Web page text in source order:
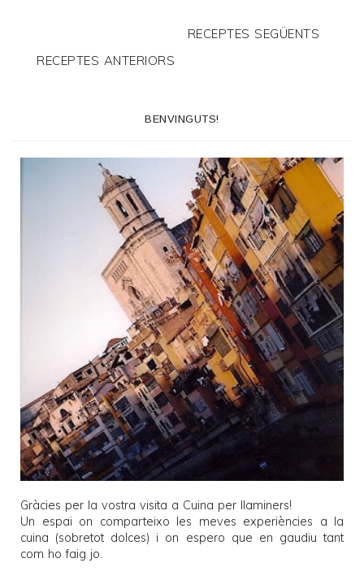
RECEPTES SEGÜENTS
RECEPTES ANTERIORS
BENVINGUTS!
Gràcies per la vostra visita a Cuina per llaminers!
Un espai on comparteixo les meves experiències a la
cuina (sobretot dolces) i on espero que en gaudiu tant
com ho faig jo.